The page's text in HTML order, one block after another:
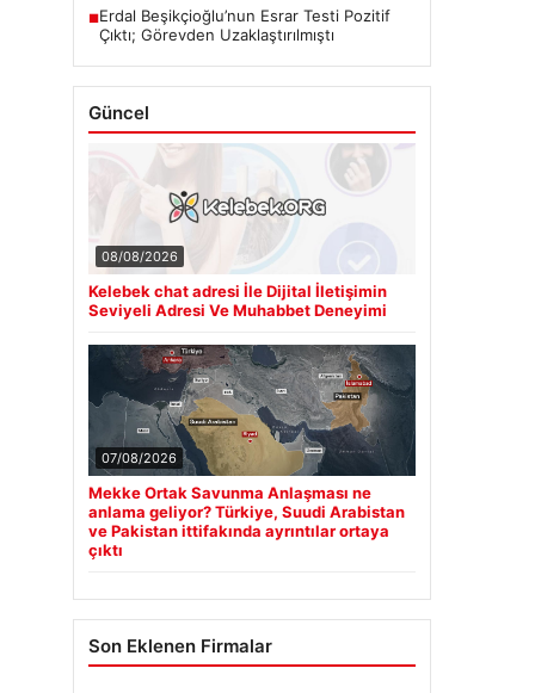
■Erdal Beşikçioğlu’nun Esrar Testi Pozitif
Çıktı; Görevden Uzaklaştırılmıştı
Güncel
08/08/2026
Kelebek chat adresi İle Dijital İletişimin
Seviyeli Adresi Ve Muhabbet Deneyimi
07/08/2026
Mekke Ortak Savunma Anlaşması ne
anlama geliyor? Türkiye, Suudi Arabistan
ve Pakistan ittifakında ayrıntılar ortaya
çıktı
Son Eklenen Firmalar